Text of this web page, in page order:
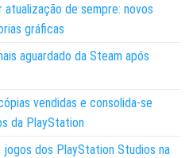
de sempre: novos
gráficas
aguardado da Steam após
vendidas e consolida-se
da PlayStation
dos PlayStation Studios na